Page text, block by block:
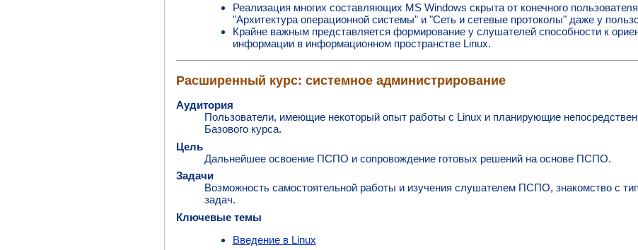
Реализация многих составляющих MS Windows скрыта от конечного
"Архитектура операционной системы" и "Сеть и сетевые протоколы" даже у
Крайне важным представляется формирование у слушателей способности к
информации в информационном пространстве Linux.
Расширенный курс: системное администрирование
Аудитория
Пользователи, имеющие некоторый опыт работы с Linux и планирующие
Базового курса.
Цель
Дальнейшее освоение ПСПО и сопровождение готовых решений на основе ПСПО.
Задачи
Возможность самостоятельной работы и изучения слушателем ПСПО, знакомство с
задач.
Ключевые темы
Введение в Linux